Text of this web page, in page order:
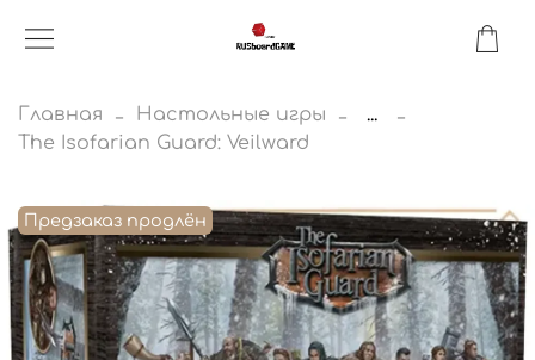
Главная Настольные игры
...
The Isofarian Guard: Veilward
Предзаказ продлён